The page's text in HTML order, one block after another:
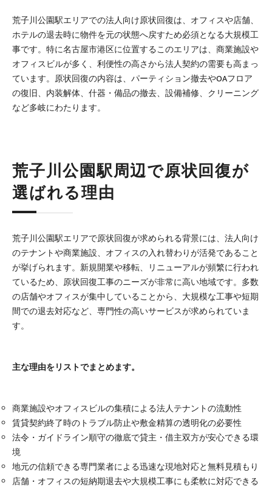
荒子川公園駅エリアでの法人向け原状回復は、オフィスや店舗、
ホテルの退去時に物件を元の状態へ戻すため必須となる大規模工
事です。特に名古屋市港区に位置するこのエリアは、商業施設や
オフィスビルが多く、利便性の高さから法人契約の需要も高まっ
ています。原状回復の内容は、パーティション撤去やOAフロア
の復旧、内装解体、什器・備品の撤去、設備補修、クリーニング
など多岐にわたります。
荒子川公園駅周辺で原状回復が
選ばれる理由
荒子川公園駅エリアで原状回復が求められる背景には、法人向け
のテナントや商業施設、オフィスの入れ替わりが活発であること
が挙げられます。新規開業や移転、リニューアルが頻繁に行われ
ているため、原状回復工事のニーズが非常に高い地域です。多数
の店舗やオフィスが集中していることから、大規模な工事や短期
間での退去対応など、専門性の高いサービスが求められていま
す。
主な理由をリストでまとめます。
商業施設やオフィスビルの集積による法人テナントの流動性
賃貸契約終了時のトラブル防止や敷金精算の透明化の必要性
法令・ガイドライン順守の徹底で貸主・借主双方が安心できる環
境
地元の信頼できる専門業者による迅速な現地対応と無料見積もり
店舗・オフィスの短納期退去や大規模工事にも柔軟に対応できる